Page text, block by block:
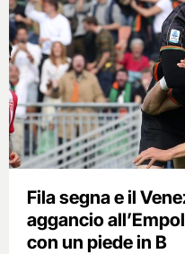
Fila segna e il
aggancio
con un piede in B